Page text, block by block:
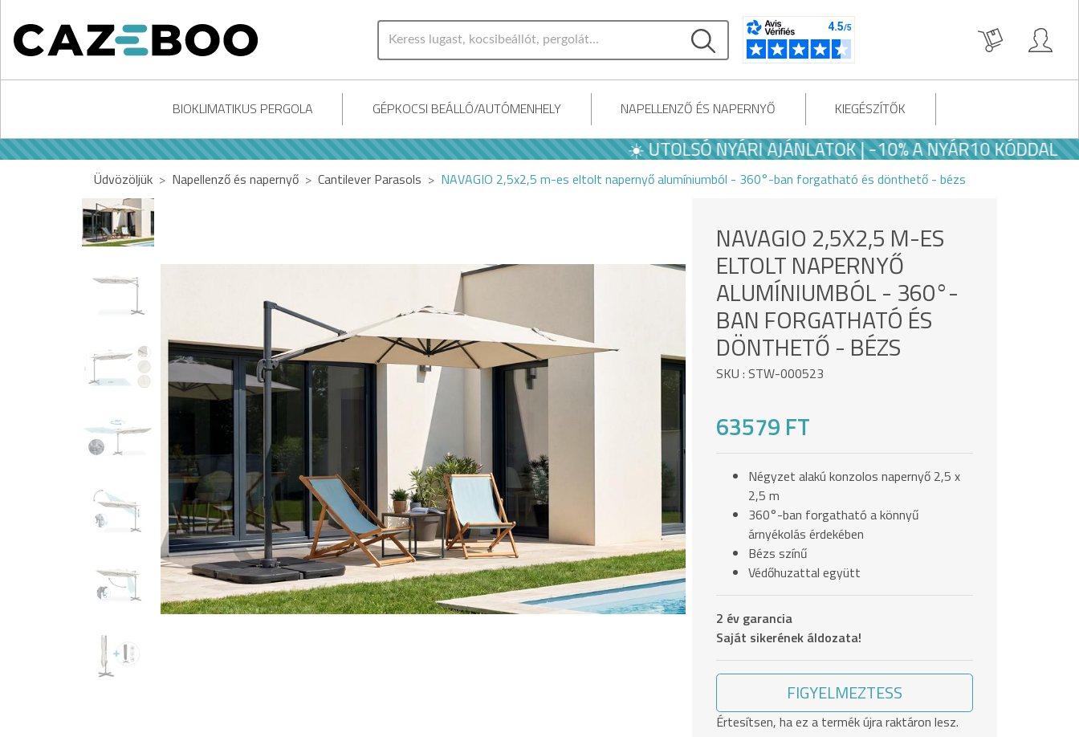
BIOKLIMATIKUS PERGOLA GÉPKOCSI BEÁLLÓ/AUTÓMENHELY NAPELLENZŐ ÉS NAPERNYŐ KIEGÉSZÍTŐK
☀️ UTOLSÓ NYÁRI AJÁNLATOK | -10% A NYÁR10 KÓDDAL
Üdvözöljük Napellenző és napernyő Cantilever Parasols NAVAGIO 2,5x2,5 m-es eltolt napernyő alumíniumból - 360°-ban forgatható és dönthető - bézs
NAVAGIO 2,5X2,5 M-ES
ELTOLT NAPERNYŐ
ALUMÍNIUMBÓL - 360°-
BAN FORGATHATÓ ÉS
DÖNTHETŐ - BÉZS
SKU : STW-000523
63579 FT
Négyzet alakú konzolos napernyő 2,5 x
2,5 m
360°-ban forgatható a könnyű
árnyékolás érdekében
Bézs színű
Védőhuzattal együtt
2 év garancia
Saját sikerének áldozata!
FIGYELMEZTESS
Értesítsen, ha ez a termék újra raktáron lesz.